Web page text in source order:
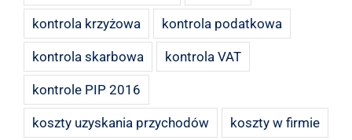
kontrola krzyżowa kontrola podatkowa
kontrola skarbowa kontrola VAT
kontrole PIP 2016
koszty uzyskania przychodów koszty w firmie